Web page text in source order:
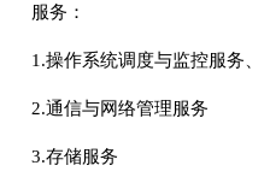
服务：
1.操作系统调度与监控服务、
2.通信与网络管理服务
3.存储服务